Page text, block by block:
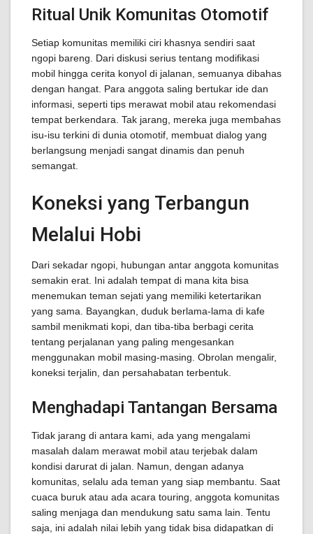
Ritual Unik Komunitas Otomotif
Setiap komunitas memiliki ciri khasnya sendiri saat
ngopi bareng. Dari diskusi serius tentang modifikasi
mobil hingga cerita konyol di jalanan, semuanya dibahas
dengan hangat. Para anggota saling bertukar ide dan
informasi, seperti tips merawat mobil atau rekomendasi
tempat berkendara. Tak jarang, mereka juga membahas
isu-isu terkini di dunia otomotif, membuat dialog yang
berlangsung menjadi sangat dinamis dan penuh
semangat.
Koneksi yang Terbangun
Melalui Hobi
Dari sekadar ngopi, hubungan antar anggota komunitas
semakin erat. Ini adalah tempat di mana kita bisa
menemukan teman sejati yang memiliki ketertarikan
yang sama. Bayangkan, duduk berlama-lama di kafe
sambil menikmati kopi, dan tiba-tiba berbagi cerita
tentang perjalanan yang paling mengesankan
menggunakan mobil masing-masing. Obrolan mengalir,
koneksi terjalin, dan persahabatan terbentuk.
Menghadapi Tantangan Bersama
Tidak jarang di antara kami, ada yang mengalami
masalah dalam merawat mobil atau terjebak dalam
kondisi darurat di jalan. Namun, dengan adanya
komunitas, selalu ada teman yang siap membantu. Saat
cuaca buruk atau ada acara touring, anggota komunitas
saling menjaga dan mendukung satu sama lain. Tentu
saja, ini adalah nilai lebih yang tidak bisa didapatkan di